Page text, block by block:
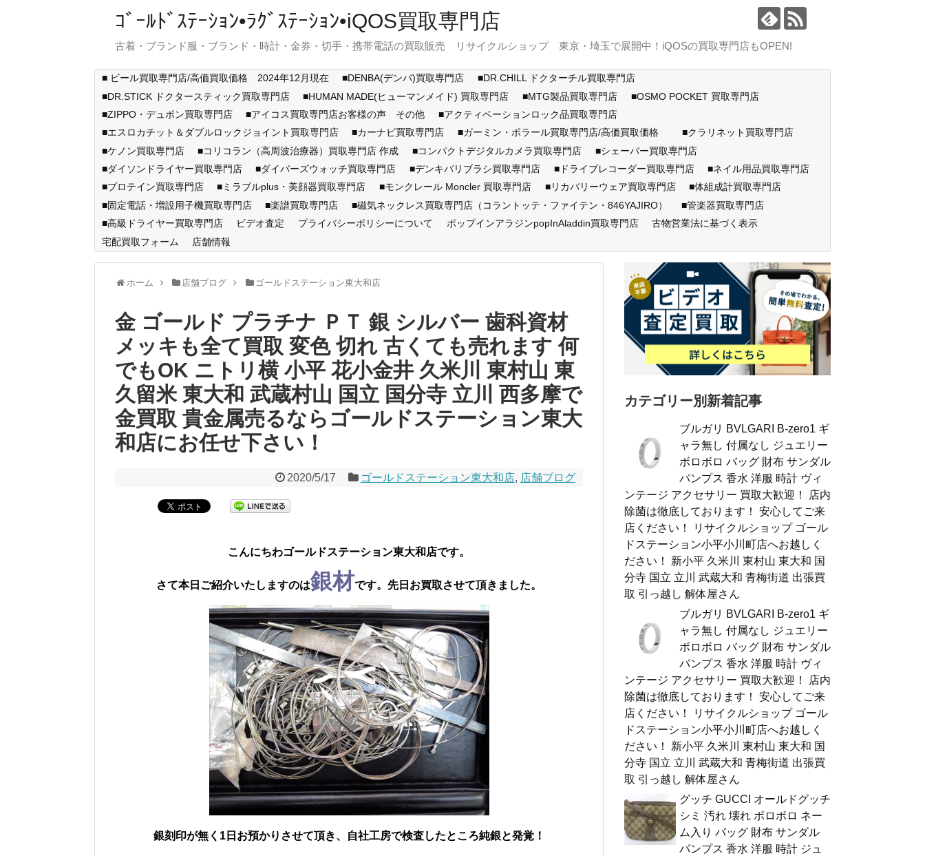
ｺﾞｰﾙﾄﾞｽﾃｰｼｮﾝ•ﾗｸﾞｽﾃｰｼｮﾝ•iQOS買取専門店
古着・ブランド服・ブランド・時計・金券・切手・携帯電話の買取販売 リサイクルショップ 東京・埼玉で展開中！iQOSの買取専門店もOPEN!
■ ビール買取専門店/高価買取価格 2024年12月現在 ■DENBA(デンバ)買取専門店
■DR.CHILL ドクターチル買取専門店
■DR.STICK ドクタースティック買取専門店
■HUMAN MADE(ヒューマンメイド) 買取専門店 ■MTG製品買取専門店
■OSMO POCKET 買取専門店
■ZIPPO・デュポン買取専門店
■アイコス買取専門店お客様の声 その他
■アクティベーションロック品買取専門店
■エスロカチット＆ダブルロックジョイント買取専門店
■カーナビ買取専門店 ■ガーミン・ポラール買取専門店/高価買取価格
■クラリネット買取専門店
■ケノン買取専門店
■コリコラン（高周波治療器）買取専門店 作成 ■コンパクトデジタルカメラ買取専門店
■シェーバー買取専門店
■ダイソンドライヤー買取専門店
■ダイバーズウォッチ買取専門店 ■デンキバリブラシ買取専門店 ■ドライブレコーダー買取専門店
■ネイル用品買取専門店
■プロテイン買取専門店
■ミラブルplus・美顔器買取専門店 ■モンクレール Moncler 買取専門店 ■リカバリーウェア買取専門店
■体組成計買取専門店
■固定電話・増設用子機買取専門店
■楽譜買取専門店 ■磁気ネックレス買取専門店（コラントッテ・ファイテン・846YAJIRO）
■管楽器買取専門店
■高級ドライヤー買取専門店
ビデオ査定 プライバシーポリシーについて ポップインアラジンpopInAladdin買取専門店
古物営業法に基づく表示
宅配買取フォーム
店舗情報
ホーム 店舗ブログ ゴールドステーション東大和店
金 ゴールド プラチナ ＰＴ 銀 シルバー 歯科資材
メッキも全て買取 変色 切れ 古くても売れます 何
でもOK ニトリ横 小平 花小金井 久米川 東村山 東
久留米 東大和 武蔵村山 国立 国分寺 立川 西多摩で
金買取 貴金属売るならゴールドステーション東大
和店にお任せ下さい！
2020/5/17 ゴールドステーション東大和店, 店舗ブログ
こんにちわゴールドステーション東大和店です。
さて本日ご紹介いたしますのは銀材です。先日お買取させて頂きました。
銀刻印が無く1日お預かりさせて頂き、自社工房で検査したところ純銀と発覚！
カテゴリー別新着記事
ブルガリ BVLGARI B-zero1 ギ
ャラ無し 付属なし ジュエリー
ボロボロ バッグ 財布 サンダル
パンプス 香水 洋服 時計 ヴィ
ンテージ アクセサリー 買取大歓迎！ 店内
除菌は徹底しております！ 安心してご来
店ください！ リサイクルショップ ゴール
ドステーション小平小川町店へお越しく
ださい！ 新小平 久米川 東村山 東大和 国
分寺 国立 立川 武蔵大和 青梅街道 出張買
取 引っ越し 解体屋さん
ブルガリ BVLGARI B-zero1 ギ
ャラ無し 付属なし ジュエリー
ボロボロ バッグ 財布 サンダル
パンプス 香水 洋服 時計 ヴィ
ンテージ アクセサリー 買取大歓迎！ 店内
除菌は徹底しております！ 安心してご来
店ください！ リサイクルショップ ゴール
ドステーション小平小川町店へお越しく
ださい！ 新小平 久米川 東村山 東大和 国
分寺 国立 立川 武蔵大和 青梅街道 出張買
取 引っ越し 解体屋さん
グッチ GUCCI オールドグッチ
シミ 汚れ 壊れ ボロボロ ネー
ム入り バッグ 財布 サンダル
パンプス 香水 洋服 時計 ジュ